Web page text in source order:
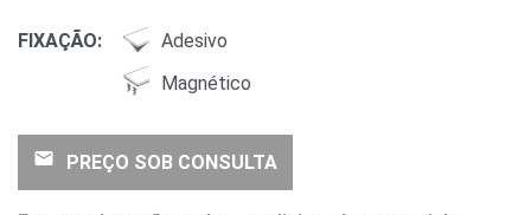
FIXAÇÃO:
Adesivo
Magnético
email PREÇO SOB CONSULTA